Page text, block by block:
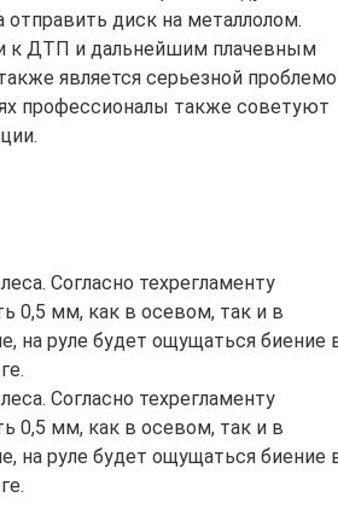
диск на металлолом.
к ДТП и дальнейшим плачевным
является серьезной
профессионалы также советуют
Согласно техрегламенту
0,5 мм, как в осевом, так и в
на руле будет ощущаться биение
Согласно техрегламенту
0,5 мм, как в осевом, так и в
на руле будет ощущаться биение